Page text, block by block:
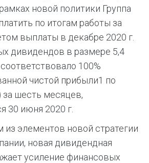
новой политики Группа
по итогам работы за
выплаты в декабре 2020 г.
дивидендов в размере 5,4
100%
чистой прибыли1 по
шесть месяцев,
30 июня 2020 г.
из элементов новой стратегии
новая дивидендная
усиление финансовых